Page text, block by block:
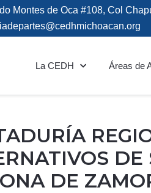
Montes de Oca #108, Col
La CEDH Áreas de
DE